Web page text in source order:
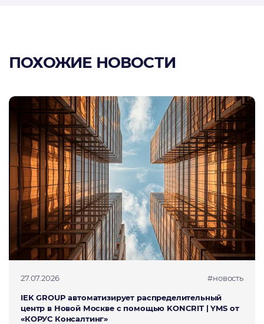
ПОХОЖИЕ НОВОСТИ
27.07.2026 #новость
IEK GROUP автоматизирует распределительный
центр в Новой Москве с помощью KONCRIT | YMS от
«КОРУС Консалтинг»